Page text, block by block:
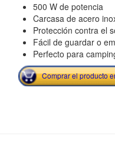
500 W de potencia
Carcasa de acero
Protección contra el
Fácil de guardar o
Perfecto para
Comprar el producto